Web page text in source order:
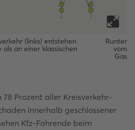
(links) entstehen
an einer klassischen
Runter
vom
Gas
78 Prozent aller Kreisverkehr-
innerhalb geschlossener
Kfz-Fahrende beim